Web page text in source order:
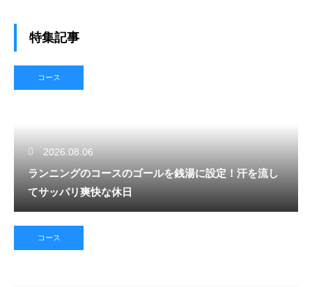
特集記事
コース
2026.08.06
ランニングのコースのゴールを銭湯に設定！汗を流し
てサッパリ爽快な休日
コース